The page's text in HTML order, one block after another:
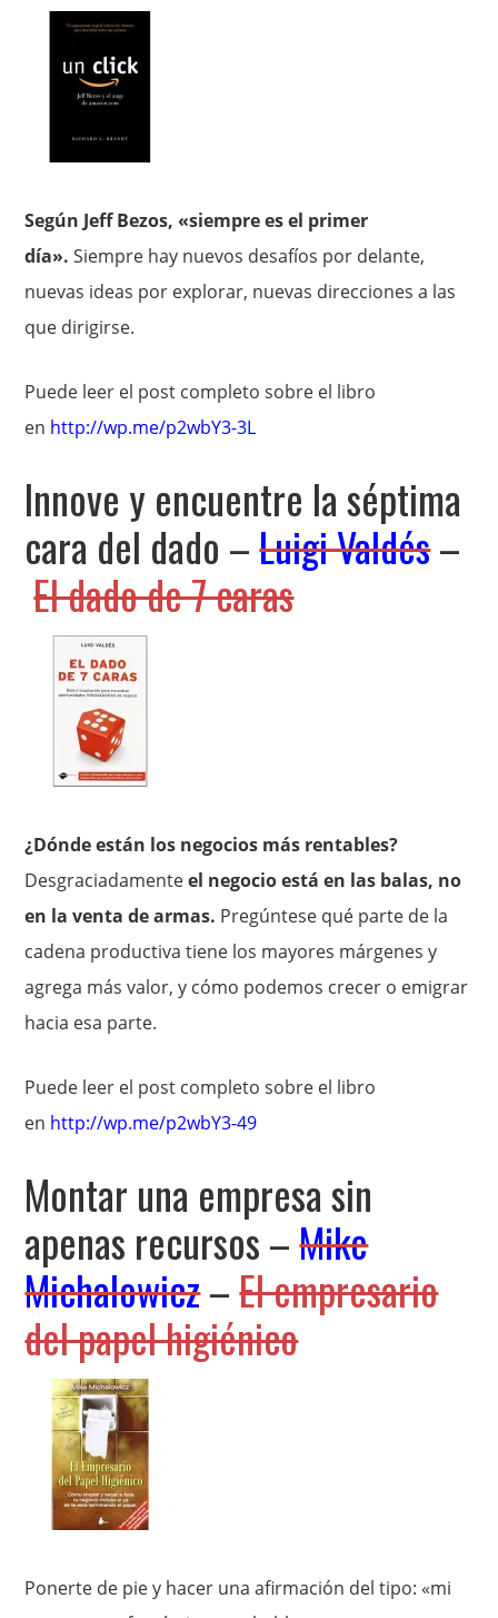
Según Jeff Bezos, «siempre es el primer
día». Siempre hay nuevos desafíos por delante,
nuevas ideas por explorar, nuevas direcciones a las
que dirigirse.
Puede leer el post completo sobre el libro
en http://wp.me/p2wbY3-3L
Innove y encuentre la séptima
cara del dado –Luigi Valdés–
El dado de 7 caras
¿Dónde están los negocios más rentables?
Desgraciadamenteel negocio está en las balas, no
en la venta de armas. Pregúntese qué parte de la
cadena productiva tiene los mayores márgenes y
agrega más valor, y cómo podemos crecer o emigrar
hacia esa parte.
Puede leer el post completo sobre el libro
en http://wp.me/p2wbY3-49
Montar una empresa sin
apenas recursos –Mike
Michalowicz–El empresario
del papel higiénico
Ponerte de pie y hacer una afirmación del tipo: «mi